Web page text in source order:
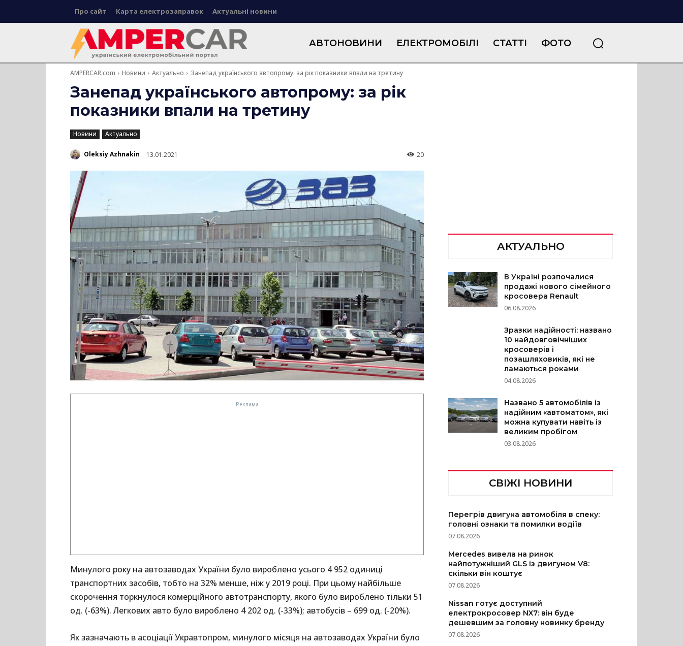
Про сайт Карта електрозаправок Актуальні новини
АВТОНОВИНИ ЕЛЕКТРОМОБІЛІ СТАТТІ ФОТО
AMPERCAR.com Новини Актуально Занепад українського автопрому: за рік показники впали на третину
Занепад українського автопрому: за рік
показники впали на третину
Новини Актуально
Oleksiy Azhnakin 13.01.2021 20
Минулого року на автозаводах України було вироблено усього 4 952 одиниці
транспортних засобів, тобто на 32% менше, ніж у 2019 році. При цьому найбільше
скорочення торкнулося комерційного автотранспорту, якого було вироблено тільки 51
од. (-63%). Легкових авто було вироблено 4 202 од. (-33%); автобусів – 699 од. (-20%).
Як зазначають в асоціації Укравтопром, минулого місяця на автозаводах України було
АКТУАЛЬНО
В Україні розпочалися
продажі нового сімейного
кросовера Renault
06.08.2026
Зразки надійності: названо
10 найдовговічніших
кросоверів і
позашляховиків, які не
ламаються роками
04.08.2026
Названо 5 автомобілів із
надійним «автоматом», які
можна купувати навіть із
великим пробігом
03.08.2026
СВІЖІ НОВИНИ
Перегрів двигуна автомобіля в спеку:
головні ознаки та помилки водіїв
07.08.2026
Mercedes вивела на ринок
найпотужніший GLS із двигуном V8:
скільки він коштує
07.08.2026
Nissan готує доступний
електрокросовер NX7: він буде
дешевшим за головну новинку бренду
07.08.2026